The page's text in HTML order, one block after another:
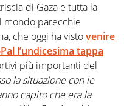
di Gaza e tutta la
mondo parecchie
che oggi ha vistovenire
l’undicesima tappa
più importanti del
la situazione con le
capito che era la